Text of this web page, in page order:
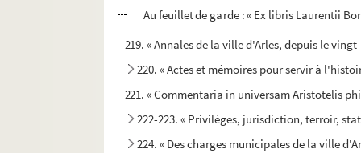
Au feuillet de garde : « Ex libris Laurentii
219. « Annales de la ville d'Arles, depuis le
220. « Actes et mémoires pour servir à
221. « Commentaria in universam Aristotelis
222-223. « Privilèges, jurisdiction, terroir,
224. « Des charges municipales de la ville